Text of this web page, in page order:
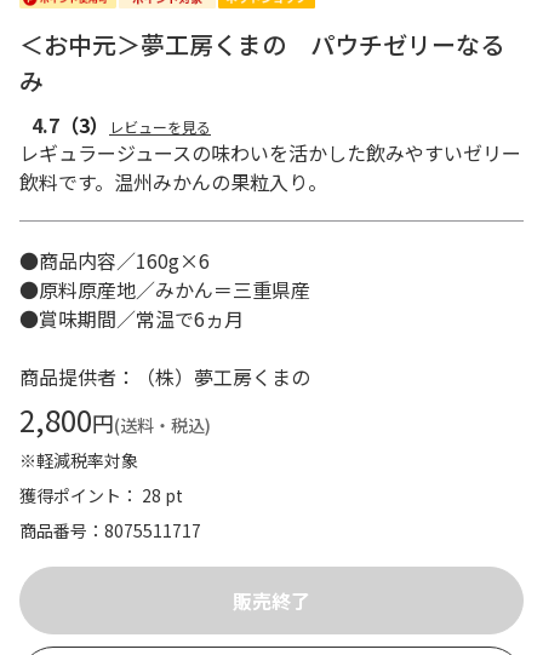
＜お中元＞夢工房くまの パウチゼリーなる
み
4.7 （3） レビューを見る
レギュラージュースの味わいを活かした飲みやすいゼリー
飲料です。温州みかんの果粒入り。
●商品内容／160g×6
●原料原産地／みかん＝三重県産
●賞味期間／常温で6ヵ月
商品提供者：（株）夢工房くまの
2,800円(送料・税込)
※軽減税率対象
獲得ポイント： 28 pt
商品番号
8075511717